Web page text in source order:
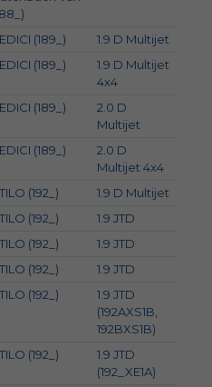
(189_) 1.9 D Multijet
(189_)
1.9 D Multijet
4x4
(189_)
2.0 D
Multijet
(189_)
2.0 D
Multijet 4x4
(192_) 1.9 D Multijet
(192_) 1.9 JTD
(192_) 1.9 JTD
(192_) 1.9 JTD
(192_)
1.9 JTD
(192AXS1B,
192BXS1B)
(192_)
1.9 JTD
(192_XE1A)